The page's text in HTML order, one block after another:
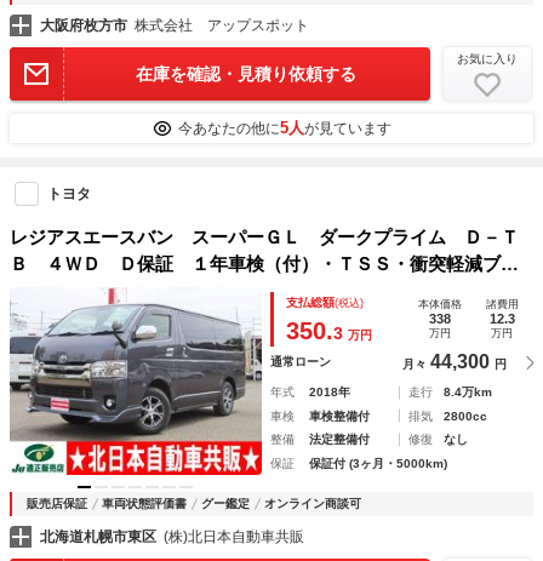
大阪府枚方市 株式会社 アップスポット
在庫を確認・見積り依頼する
お気に入り
今あなたの他に5人が見ています
トヨタ
レジアスエースバン スーパーＧＬ ダークプライム Ｄ－Ｔ
Ｂ ４ＷＤ Ｄ保証 １年車検（付）・ＴＳＳ・衝突軽減ブレ
ーキ・純正ナビ・ＴＶ・ＣＤ／ＤＶＤ／ＢＴ・Ｂカメラ・スマ
ートキー・ハーフレザーシート・寒冷地仕様・リアヒーター・
Ｐスタート・ＬＥＤ
支払総額(税込)
350.3 万円
本体価格
338
万円
諸費用
12.3
万円
通常ローン 月々 44,300 円
年式 2018年 走行
8.4万km
車検
車検整備付 排気
2800cc
整備
法定整備付 修復
なし
保証
保証付 (3ヶ月・5000km)
販売店保証 車両状態評価書 グー鑑定 オンライン商談可
北海道札幌市東区 (株)北日本自動車共販